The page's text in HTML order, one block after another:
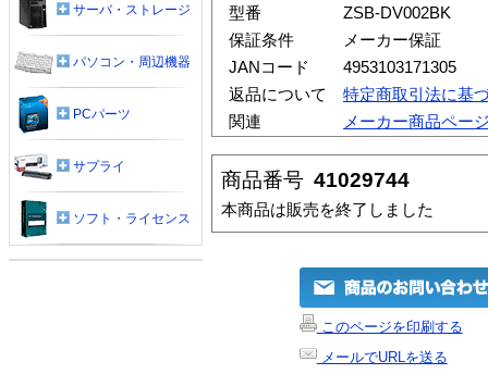
型番
ZSB-DV002BK
保証条件
メーカー保証
JANコード
4953103171305
返品について
特定商取引法に基
関連
メーカー商品ペー
商品番号 41029744
本商品は販売を終了しました
このページを印刷する
メールでURLを送る
サーバ・ストレージ
パソコン・周辺機器
PCパーツ
サプライ
ソフト・ライセンス